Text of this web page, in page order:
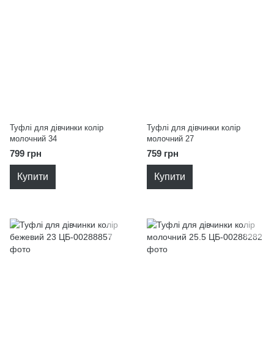
Туфлі для дівчинки колір
молочний 34
799 грн
Купити
Туфлі для дівчинки колір
молочний 27
759 грн
Купити